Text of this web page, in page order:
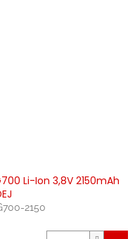
Li-Ion 3,8V 2150mAh
2150